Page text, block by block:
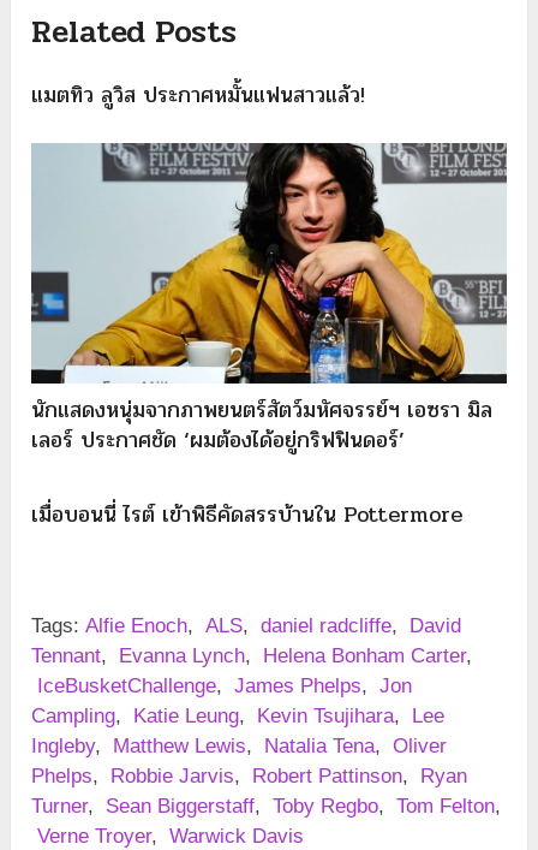
Related Posts
แมตทิว ลูวิส ประกาศหมั้นแฟนสาวแล้ว!
นักแสดงหนุ่มจากภาพยนตร์สัตว์มหัศจรรย์ฯ เอซรา มิล
เลอร์ ประกาศชัด ‘ผมต้องได้อยู่กริฟฟินดอร์’
เมื่อบอนนี่ ไรต์ เข้าพิธีคัดสรรบ้านใน Pottermore
Tags: Alfie Enoch, ALS, daniel radcliffe,
David
Tennant, Evanna Lynch, Helena Bonham Carter,
IceBusketChallenge, James Phelps, Jon
Campling, Katie Leung, Kevin Tsujihara,
Lee
Ingleby, Matthew Lewis, Natalia Tena, Oliver
Phelps, Robbie Jarvis, Robert Pattinson,
Ryan
Turner, Sean Biggerstaff, Toby Regbo, Tom Felton,
Verne Troyer, Warwick Davis